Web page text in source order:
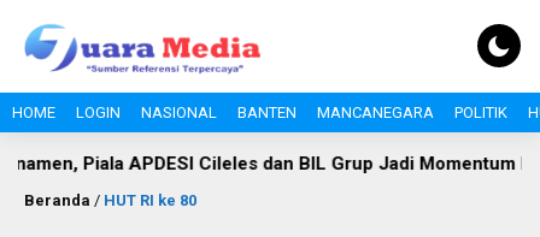
HOME LOGIN NASIONAL BANTEN MANCANEGARA POLITIK
APDESI Cileles dan BIL Grup Jadi Momentum Bangun
Beranda / HUT RI ke 80